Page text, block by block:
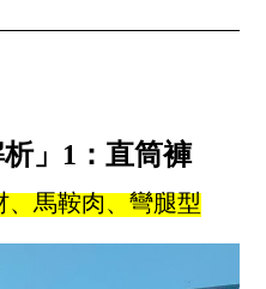
」1：直筒褲
馬鞍肉、彎腿型